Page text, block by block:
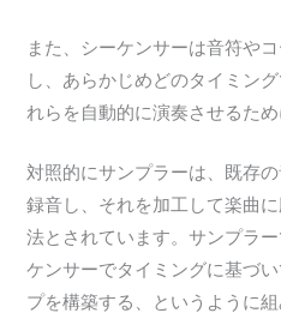
また、シーケンサーは音符や
し、あらかじめどのタイミン
れらを自動的に演奏させるた
対照的にサンプラーは、既存
録音し、それを加工して楽曲
法とされています。サンプラ
ケンサーでタイミングに基づ
プを構築する、というように